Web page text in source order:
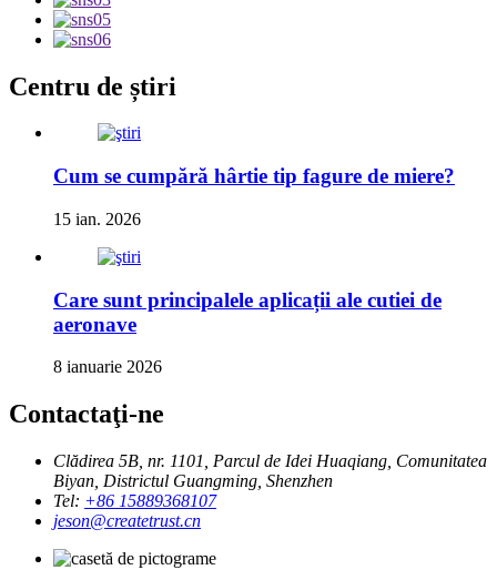
Centru de știri
Cum se cumpără hârtie tip fagure de miere?
15 ian. 2026
Care sunt principalele aplicații ale cutiei de
aeronave
8 ianuarie 2026
Contactaţi-ne
Clădirea 5B, nr. 1101, Parcul de Idei Huaqiang, Comunitatea
Biyan, Districtul Guangming, Shenzhen
Tel: +86 15889368107
jeson@createtrust.cn